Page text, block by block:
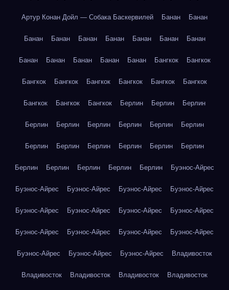
Артур Конан Дойл — Собака Баскервилей Банан Банан
Банан Банан Банан Банан Банан Банан Банан
Банан Банан Банан Банан Банан Бангкок Бангкок
Бангкок Бангкок Бангкок Бангкок Бангкок Бангкок
Бангкок Бангкок Бангкок Берлин Берлин Берлин
Берлин Берлин Берлин Берлин Берлин Берлин
Берлин Берлин Берлин Берлин Берлин Берлин
Берлин Берлин Берлин Берлин Берлин Буэнос-Айрес
Буэнос-Айрес Буэнос-Айрес Буэнос-Айрес Буэнос-Айрес
Буэнос-Айрес Буэнос-Айрес Буэнос-Айрес Буэнос-Айрес
Буэнос-Айрес Буэнос-Айрес Буэнос-Айрес Буэнос-Айрес
Буэнос-Айрес Буэнос-Айрес Буэнос-Айрес Владивосток
Владивосток Владивосток Владивосток Владивосток